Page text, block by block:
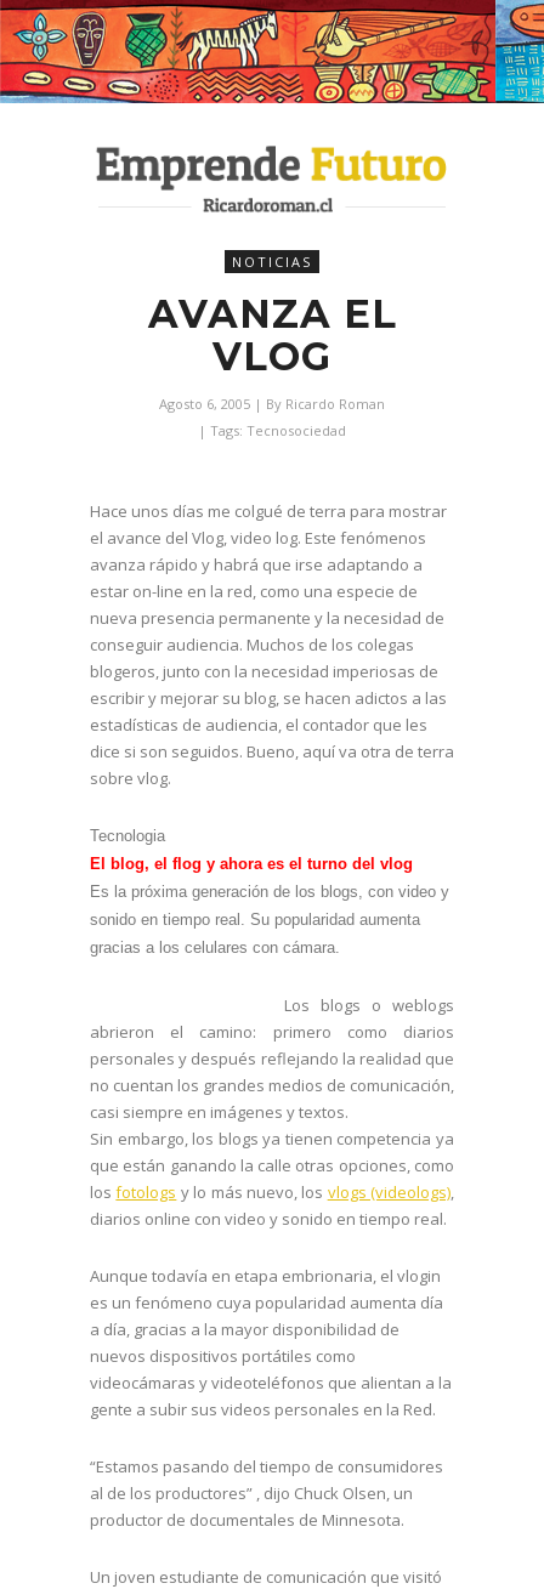
NOTICIAS
AVANZA EL
VLOG
Agosto 6, 2005 | By Ricardo Roman
| Tags: Tecnosociedad
Hace unos días me colgué de terra para mostrar
el avance del Vlog, video log. Este fenómenos
avanza rápido y habrá que irse adaptando a
estar on-line en la red, como una especie de
nueva presencia permanente y la necesidad de
conseguir audiencia. Muchos de los colegas
blogeros, junto con la necesidad imperiosas de
escribir y mejorar su blog, se hacen adictos a las
estadísticas de audiencia, el contador que les
dice si son seguidos. Bueno, aquí va otra de terra
sobre vlog.
Tecnologia
El blog, el flog y ahora es el turno del vlog
Es la próxima generación de los blogs, con video y
sonido en tiempo real. Su popularidad aumenta
gracias a los celulares con cámara.
Los blogs o weblogs
abrieron el camino: primero como diarios
personales y después reflejando la realidad que
no cuentan los grandes medios de comunicación,
casi siempre en imágenes y textos.
Sin embargo, los blogs ya tienen competencia ya
que están ganando la calle otras opciones, como
losfotologs y lo más nuevo, los vlogs (videologs),
diarios online con video y sonido en tiempo real.
Aunque todavía en etapa embrionaria, el vlogin
es un fenómeno cuya popularidad aumenta día
a día, gracias a la mayor disponibilidad de
nuevos dispositivos portátiles como
videocámaras y videoteléfonos que alientan a la
gente a subir sus videos personales en la Red.
“Estamos pasando del tiempo de consumidores
al de los productores” , dijo Chuck Olsen, un
productor de documentales de Minnesota.
Un joven estudiante de comunicación que visitó